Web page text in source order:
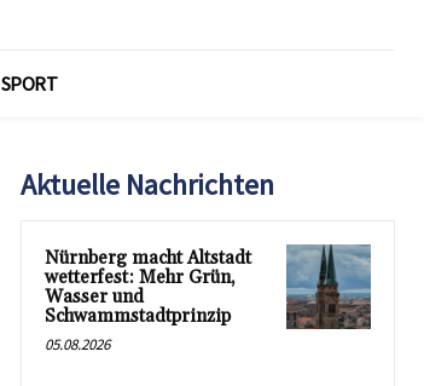
SPORT
Aktuelle Nachrichten
Nürnberg macht Altstadt
wetterfest: Mehr Grün,
Wasser und
Schwammstadtprinzip
05.08.2026